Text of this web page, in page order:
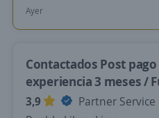
Ayer
Contactados Post
experiencia 3 meses /
3,9
Partner Service